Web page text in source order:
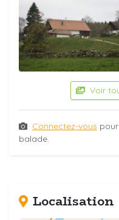
Voir
Connectez-vous
balade.
Localisation